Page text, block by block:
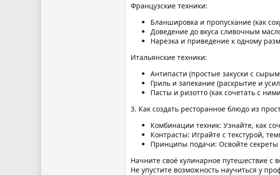
Французские техники:
Бланшировка и пропускание (как
Доведение до вкуса сливочным
Нарезка и приведение к одному
Итальянские техники:
Антипасти (простые закуски с
Гриль и запекание (раскрытие и
Пасты и ризотто (как сочетать с
3. Как создать ресторанное блюдо из
Комбинации техник: Узнайте, как
Контрасты: Играйте с текстурой,
Принципы подачи: Освойте
Начните своё кулинарное путешествие с
Не упустите возможность научиться у